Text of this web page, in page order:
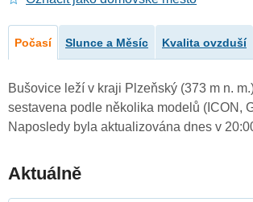
Počasí Slunce a Měsíc Kvalita ovzduší
Bušovice leží v kraji Plzeňský (373 m n.
sestavena podle několika modelů (ICON,
Naposledy byla aktualizována dnes v
Aktuálně